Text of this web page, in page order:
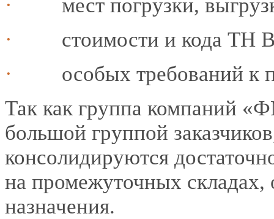
· мест погрузки,
· стоимости и кода ТН
· особых требований к
Так как группа компаний
большой группой
консолидируются
на промежуточных складах,
назначения.